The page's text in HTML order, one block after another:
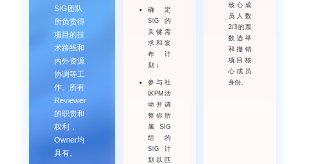
SIG团队
所负责得
项目的技
术路线和
内外资源
协调等工
作。所有
Reviewer
的职责和
权利，
Owner均
具有。
确定
SIG的
关键需
求和发
布计
划；
参与社
区PM活
动并调
整你所
属SIG
组的
SIG计
划以匹
核心成
员人数
2/3的票
数选举
和撤销
项目核
心成员
身份。